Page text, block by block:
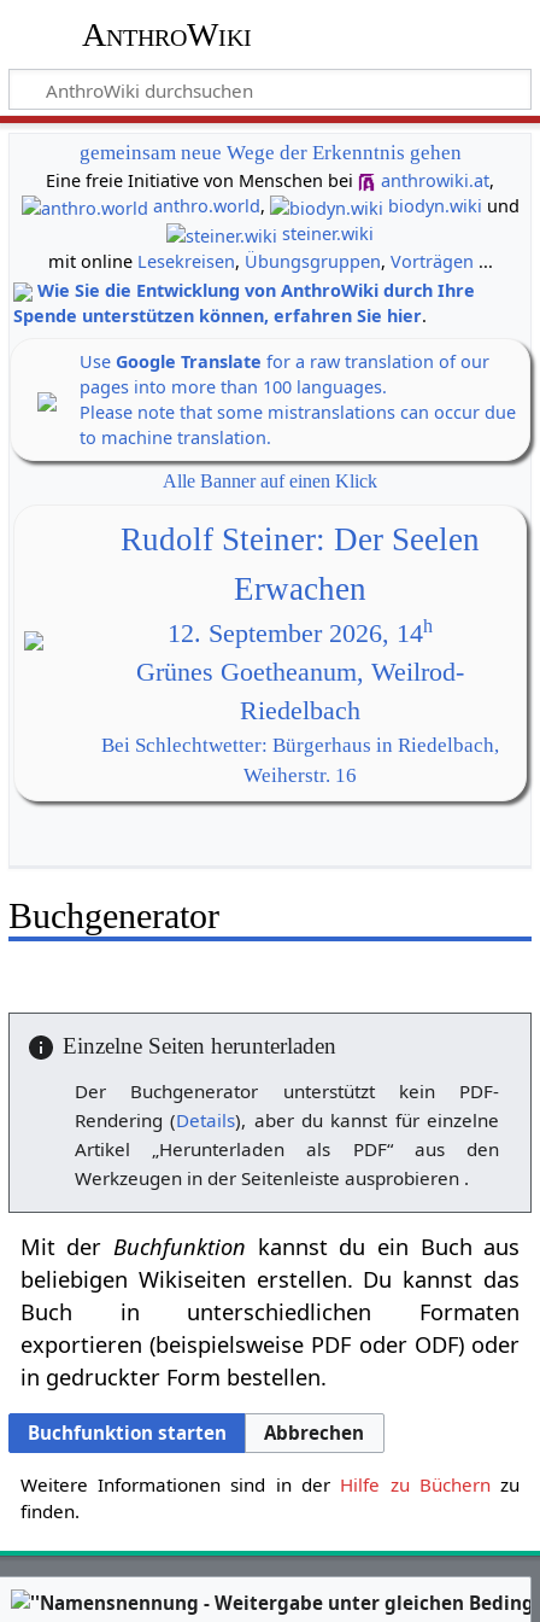
AnthroWiki
gemeinsam neue Wege der Erkenntnis gehen
Eine freie Initiative von Menschen bei
anthrowiki.at,
anthro.world, biodyn.wiki und
steiner.wiki
mit online Lesekreisen, Übungsgruppen, Vorträgen ...
Wie Sie die Entwicklung von AnthroWiki durch Ihre
Spende unterstützen können, erfahren Sie hier.
Use Google Translate for a raw translation of our
pages into more than 100 languages.
Please note that some mistranslations can occur due
to machine translation.
Alle Banner auf einen Klick
Rudolf Steiner: Der Seelen
Erwachen
12. September 2026, 14h
Grünes Goetheanum, Weilrod-
Riedelbach
Bei Schlechtwetter: Bürgerhaus in Riedelbach,
Weiherstr. 16
Buchgenerator
Einzelne Seiten herunterladen
Der Buchgenerator unterstützt kein PDF-
Rendering (Details), aber du kannst für einzelne
Artikel „Herunterladen als PDF“ aus den
Werkzeugen in der Seitenleiste ausprobieren .
Mit derBuchfunktion kannst du ein Buch aus
beliebigen Wikiseiten erstellen. Du kannst das
Buch in unterschiedlichen Formaten
exportieren (beispielsweise PDF oder ODF) oder
in gedruckter Form bestellen.
Buchfunktion starten Abbrechen
Weitere Informationen sind in der Hilfe zu Büchernzu
finden.